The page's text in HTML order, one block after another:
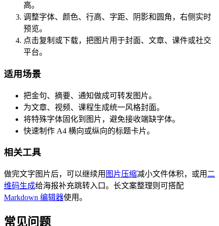
高。
调整字体、颜色、行高、字距、阴影和圆角，右侧实时
预览。
点击复制或下载，把图片用于封面、文章、课件或社交
平台。
适用场景
把金句、摘要、通知做成可转发图片。
为文章、视频、课程生成统一风格封面。
将特殊字体固化到图片，避免接收端缺字体。
快速制作 A4 横向或纵向的标题卡片。
相关工具
做完文字图片后，可以继续用 图片压缩减小文件体积，或用 二
维码生成给海报补充跳转入口。长文案整理则可搭配
Markdown 编辑器使用。
常见问题